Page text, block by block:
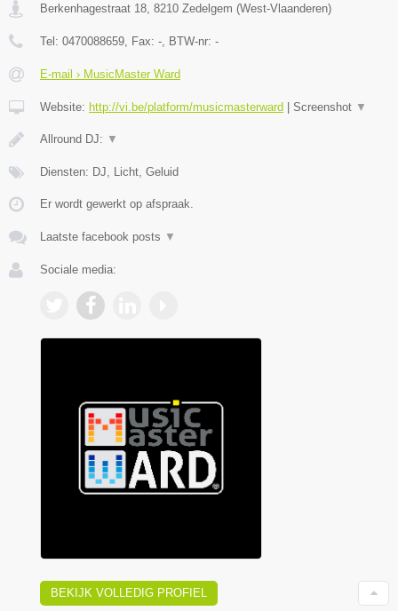
Berkenhagestraat 18 8210 Zedelgem (West-Vlaanderen)
Tel: 0470088659 , Fax: - , BTW-nr: -
E-mail › MusicMaster Ward
Website: http://vi.be/platform/musicmasterward | Screenshot ▼
Allround DJ: ▼
Diensten: DJ, Licht, Geluid
Er wordt gewerkt op afspraak.
Laatste facebook posts ▼
Sociale media:
BEKIJK VOLLEDIG PROFIEL